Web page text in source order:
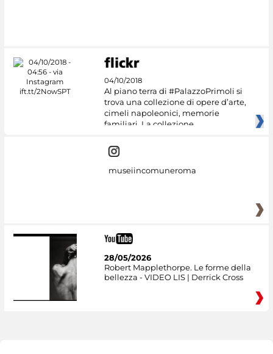
04/10/2018
Al piano terra di #PalazzoPrimoli si
trova una collezione di opere d’arte,
cimeli napoleonici, memorie
familiari. La collezione
museiincomuneroma
28/05/2026
Robert Mapplethorpe. Le forme della
bellezza - VIDEO LIS | Derrick Cross